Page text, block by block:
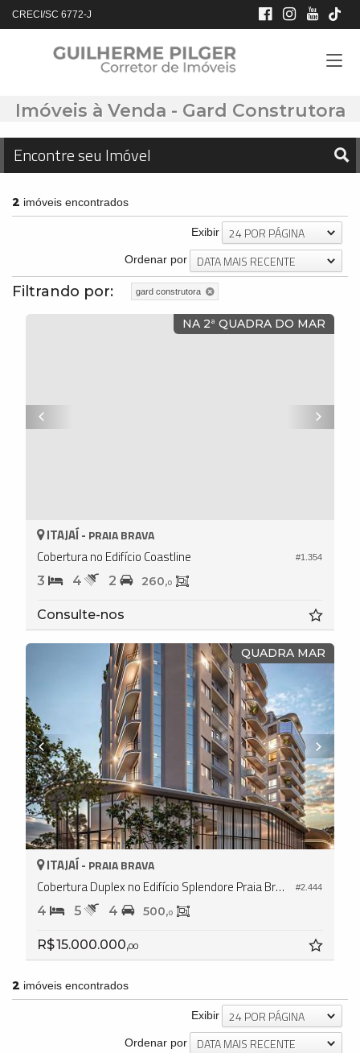
CRECI/SC 6772-J
Imóveis à Venda - Gard Construtora
Encontre seu Imóvel
2 imóveis encontrados
Exibir 24 POR PÁGINA
Ordenar por DATA MAIS RECENTE
Filtrando por: gard construtora
NA 2ª QUADRA DO MAR
#1.354
ITAJAÍ - PRAIA BRAVA
Cobertura no Edifício Coastline
3 4 2 260,0
Consulte-nos
QUADRA MAR
#2.444
ITAJAÍ - PRAIA BRAVA
Cobertura Duplex no Edifício Splendore Praia Brava
4 5 4 500,0
R$ 15.000.000,00
2 imóveis encontrados
Exibir 24 POR PÁGINA
Ordenar por DATA MAIS RECENTE